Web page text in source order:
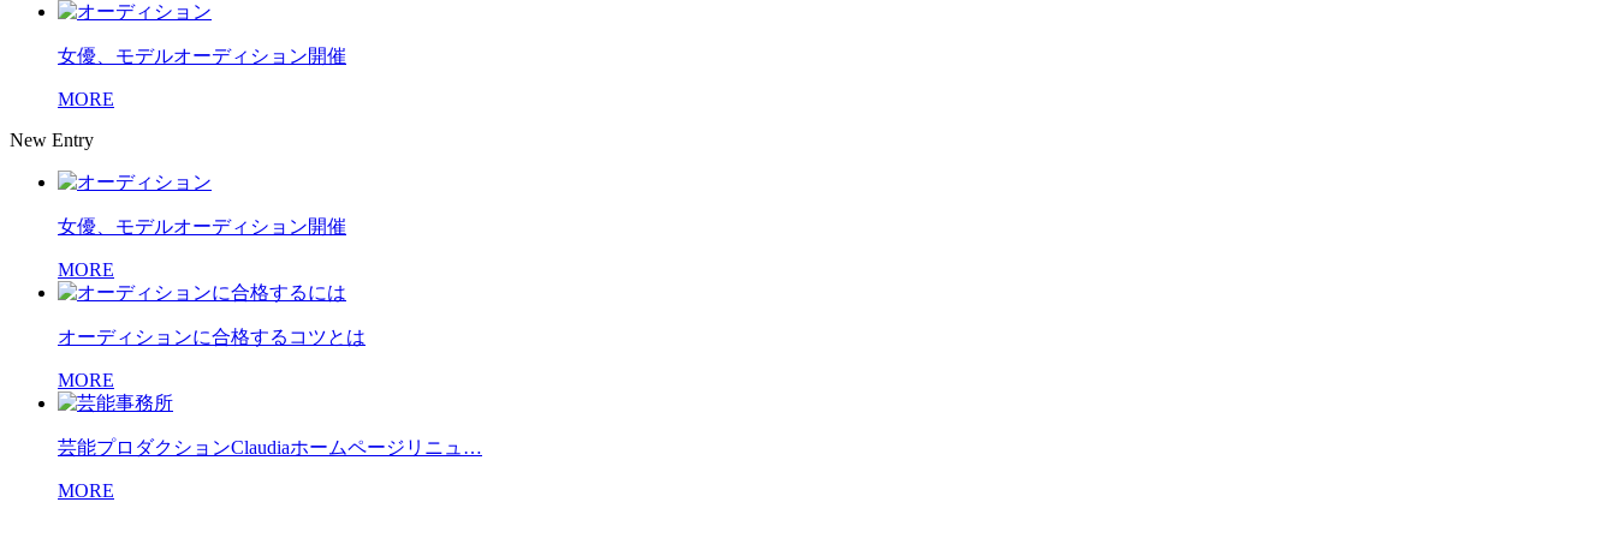
女優、モデルオーディション開催
MORE
New Entry
女優、モデルオーディション開催
MORE
オーディションに合格するコツとは
MORE
芸能プロダクションClaudiaホームページリニュ…
MORE